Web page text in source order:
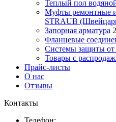
Теплый пол
Муфты ремонтные
STRAUB
Запорная арматура
Фланцевые
Системы защиты от
Товары с
Прайс-листы
О нас
Отзывы
Контакты
Телефон: